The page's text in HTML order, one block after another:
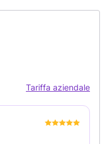
Tariffa aziendale